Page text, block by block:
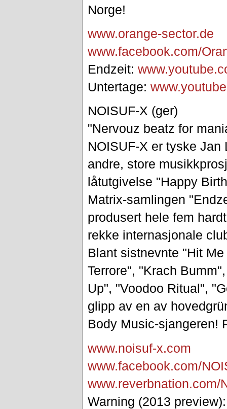
Norge!
www.orange-sector.de
www.facebook.com/
Endzeit:
Untertage:
NOISUF-X (ger)
"Nervouz beatz for
NOISUF-X er tyske
andre, store
låtutgivelse "Happy
Matrix-samlingen
produsert hele fem
rekke internasjonale
Blant sistnevnte "Hit
Terrore", "Krach
Up", "Voodoo Ritual",
glipp av en av
Body Music-sjangeren!
www.noisuf-x.com
www.facebook.com/
www.reverbnation.com/
Warning (2013